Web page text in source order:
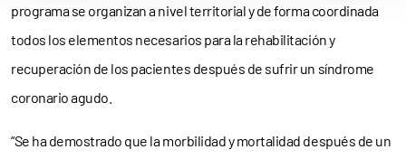
programa se organizan a nivel territorial y de forma coordinada
todos los elementos necesarios para la rehabilitación y
recuperación de los pacientes después de sufrir un síndrome
coronario agudo.
“Se ha demostrado que la morbilidad y mortalidad después de un